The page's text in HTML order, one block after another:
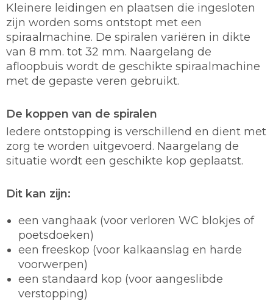
Kleinere leidingen en plaatsen die ingesloten
zijn worden soms ontstopt met een
spiraalmachine. De spiralen variëren in dikte
van 8 mm. tot 32 mm. Naargelang de
afloopbuis wordt de geschikte spiraalmachine
met de gepaste veren gebruikt.
De koppen van de spiralen
Iedere ontstopping is verschillend en dient met
zorg te worden uitgevoerd. Naargelang de
situatie wordt een geschikte kop geplaatst.
Dit kan zijn:
een vanghaak (voor verloren WC blokjes of
poetsdoeken)
een freeskop (voor kalkaanslag en harde
voorwerpen)
een standaard kop (voor aangeslibde
verstopping)